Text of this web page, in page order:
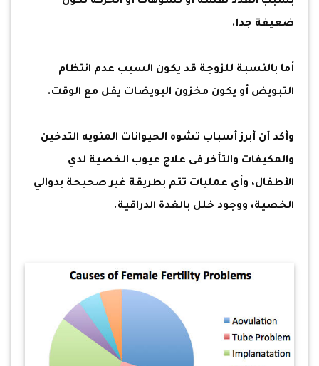
ضعيفة جدا.
أما بالنسبة للزوجة قد يكون السبب عدم انتظام
التبويض أو يكون مخزون البويضات يقل مع الوقت.
وأكد أن أبرز أسباب تشوه الحيوانات المنويه التدخين
والمكيفات والتأخر فى علاج عيوب الخصية لدي
الأطفال، وأي عمليات تتم بطريقة غير صحيحة بدوالي
الخصية، ووجود خلل بالغدة الدراقية.